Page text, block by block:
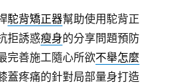
駝背矯正器幫助使用駝背正
拒誘惑瘦身的分享問題預防
完善施工隨心所欲不舉怎麼
蓋疼痛的針對局部量身打造